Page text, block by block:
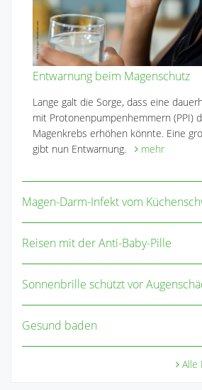
Entwarnung beim Magenschutz
Lange galt die Sorge, dass eine
mit Protonenpumpenhemmern (PPI)
Magenkrebs erhöhen könnte. Eine
gibt nun Entwarnung.
mehr
Magen-Darm-Infekt vom
Reisen mit der Anti-Baby-Pille
Sonnenbrille schützt vor
Gesund baden
Alle